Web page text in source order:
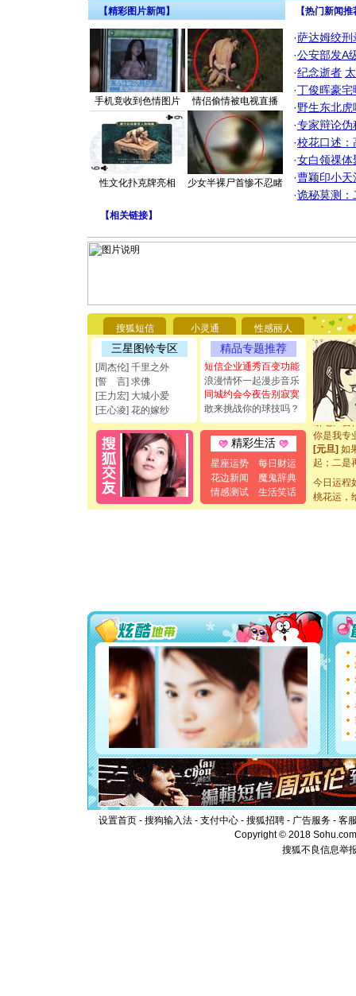
【精彩图片新闻】
手机竟收到色情图片 情侣偷情被电视直播
性文化扑克牌亮相 少女半裸尸首惨不忍睹
【热门新闻
·萨达姆绞刑
·公安部发A
·纪念逝者
·丁俊晖豪
·野生东北
·专家辩论伪
·校花口述：
·女白领祼体
·曹颖印小天
·诡秘莫测：
【相关链接】
搜狐短信 小灵通 性感丽人
三星图铃专区
[周杰伦] 千里之外
[誓 言] 求佛
[王力宏] 大城小爱
[王心凌] 花的嫁纱
精品专题推荐
短信企业通秀百变功能
浪漫情怀一起漫步音乐
同城约会今夜告别寂寞
敢来挑战你的球技吗？
精彩生活
星座运势
每日财运
花边新闻
魔鬼辞典
情感测试
生活笑话
你太多，
要平安！
[圣诞节]
能正大光
都要快乐
[圣诞节]
如意,快
[元旦]看
断电。爱
你是我专
[元旦]如
起；二是
离。水晶
[元旦]当
泣，这痛
卖了。水
你太多，
要平安
[圣诞节]
能正大
都要快乐
[圣诞节]
如意,快
[元旦]
断电。
你是我
[元旦]如
起；二是
离。水晶
[元旦]当
泣，这痛
卖了。水
[春节] 风
颜！冬去
今日运程
桃花运，
设置首页 - 搜狗输入法 - 支付中心 - 搜狐招聘 - 广告服务 - 客
Copyright © 2018
搜狐不良信息举